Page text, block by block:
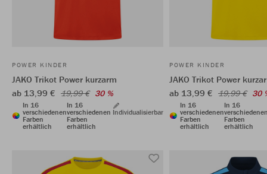
POWER KINDER
JAKO Trikot Power kurzarm
ab 13,99 € 19,99 € 30 %
In 16
verschiedenen
Farben
erhältlich
In 16
verschiedenen
Farben
erhältlich
Individualisierbar
POWER KINDER
JAKO Trikot Power
ab 13,99 € 19,99 € 30
In 16
verschiedenen
Farben
erhältlich
In 16
Farben
erhältlich